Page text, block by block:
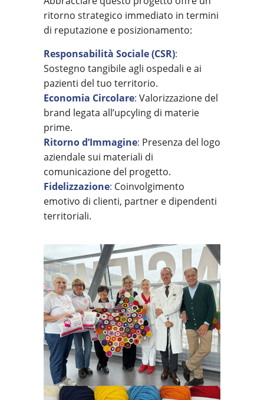
ritorno strategico immediato in termini
di reputazione e posizionamento:
Responsabilità Sociale (CSR):
Sostegno tangibile agli ospedali e ai
pazienti del tuo territorio.
Economia Circolare: Valorizzazione del
brand legata all’upcyling di materie
prime.
Ritorno d’Immagine: Presenza del logo
aziendale sui materiali di
comunicazione del progetto.
Fidelizzazione: Coinvolgimento
emotivo di clienti, partner e dipendenti
territoriali.